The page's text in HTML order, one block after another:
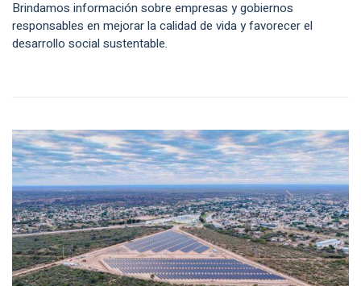
Brindamos información sobre empresas y gobiernos
responsables en mejorar la calidad de vida y favorecer el
desarrollo social sustentable.